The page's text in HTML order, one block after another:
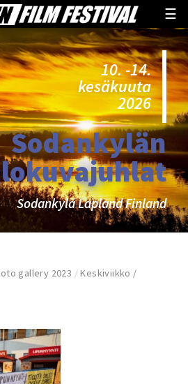
☰
10. -14.
kesäkuuta
2026
Sodankylän
Sodankylä Lapland Finland
gallery 2023 /Keskiviikko /